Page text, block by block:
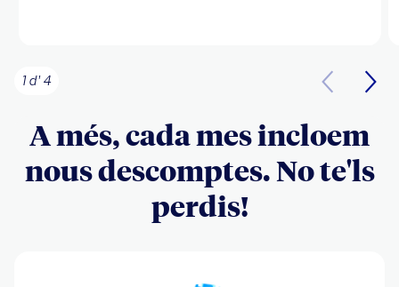
1 d' 4
A més, cada mes incloem
nous descomptes. No te'ls
perdis!